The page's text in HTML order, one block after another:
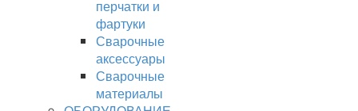
перчатки и
фартуки
Сварочные
аксессуары
Сварочные
материалы